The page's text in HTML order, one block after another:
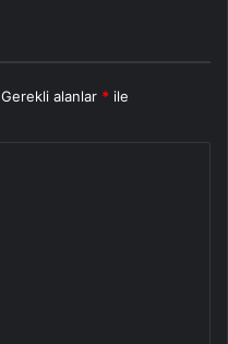
Gerekli alanlar * ile